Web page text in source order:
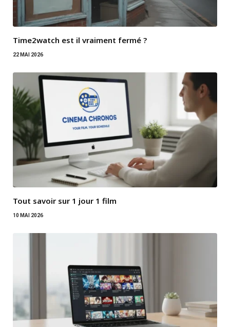
Time2watch est il vraiment fermé ?
22 MAI 2026
Tout savoir sur 1 jour 1 film
10 MAI 2026